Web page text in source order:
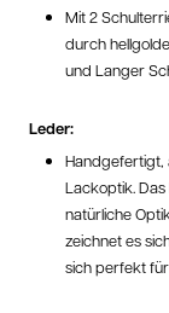
Mit 2
durch
und Langer
Leder:
Handgefertigt,
Lackoptik.
natürliche
zeichnet es
sich perfekt